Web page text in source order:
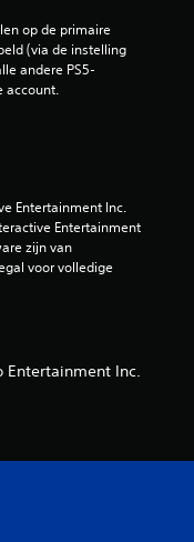
op de primaire
(via de instelling
andere PS5-
account.
Entertainment Inc.
Entertainment
zijn van
voor volledige
Inc.